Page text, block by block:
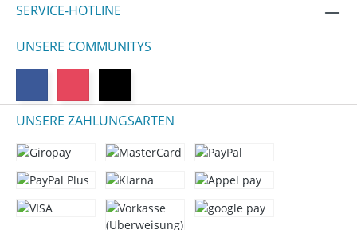
SERVICE-HOTLINE
UNSERE COMMUNITYS
UNSERE ZAHLUNGSARTEN